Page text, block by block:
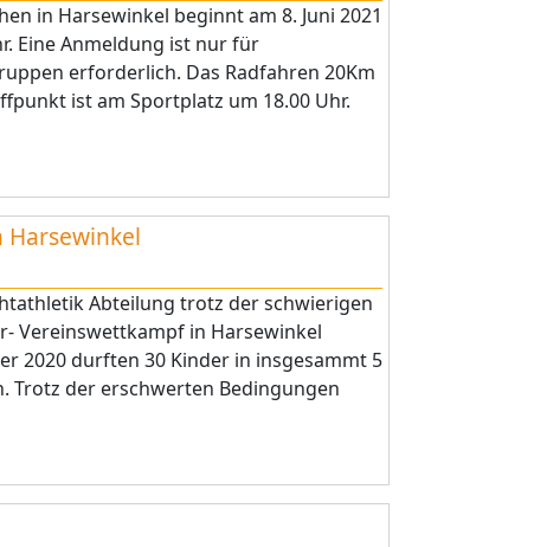
in Harsewinkel beginnt am 8. Juni 2021
Eine Anmeldung ist nur für
erforderlich. Das Radfahren 20Km
ist am Sportplatz um 18.00 Uhr.
Abteilung trotz der schwierigen
Vereinswettkampf in Harsewinkel
2020 durften 30 Kinder in insgesammt 5
Trotz der erschwerten Bedingungen